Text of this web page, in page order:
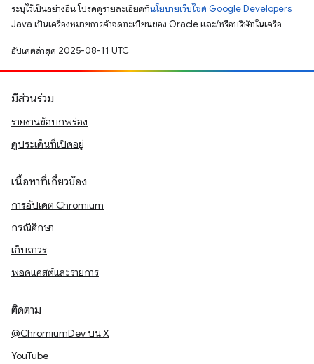
ระบุไว้เป็นอย่างอื่น โปรดดูรายละเอียดที่นโยบายเว็บไซต์ Google Developers
Java เป็นเครื่องหมายการค้าจดทะเบียนของ Oracle และ/หรือบริษัทในเครือ
อัปเดตล่าสุด 2025-08-11 UTC
มีส่วนร่วม
รายงานข้อบกพร่อง
ดูประเด็นที่เปิดอยู่
เนื้อหาที่เกี่ยวข้อง
การอัปเดต Chromium
กรณีศึกษา
เก็บถาวร
พอดแคสต์และรายการ
ติดตาม
@ChromiumDev บน X
YouTube